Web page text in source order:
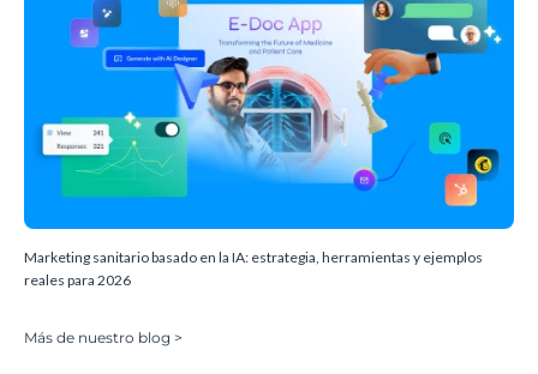
Marketing sanitario basado en la IA: estrategia, herramientas y ejemplos
reales para 2026
Más de nuestro blog >